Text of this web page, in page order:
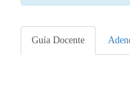
Guía Docente